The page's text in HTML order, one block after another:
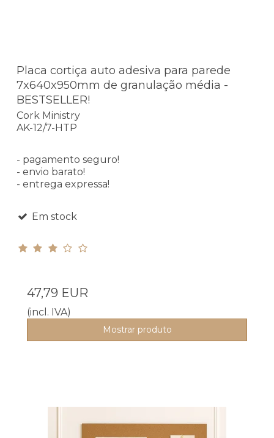
Placa cortiça auto adesiva para parede
7x640x950mm de granulação média -
BESTSELLER!
Cork Ministry
AK-12/7-HTP
- pagamento seguro!
- envio barato!
- entrega expressa!
Em stock
47,79 EUR
(incl. IVA)
Mostrar produto